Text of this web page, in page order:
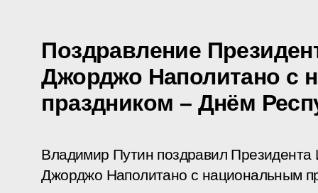
Поздравление
Джорджо Наполитано с
праздником – Днём
Владимир Путин поздравил Президента
Джорджо Наполитано с национальным